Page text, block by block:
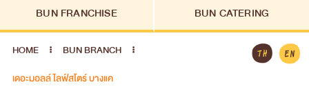
BUN FRANCHISE BUN CATERING
HOME
BUN BRANCH
เดอะมอลล์ ไลฟ์สโตร์ บางแค